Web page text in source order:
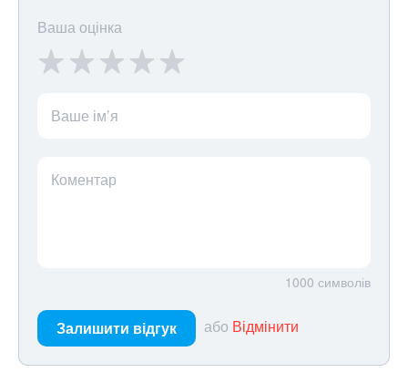
Ваша оцінка
Ваше ім’я
Коментар
1000 символів
Залишити відгук або Відмінити